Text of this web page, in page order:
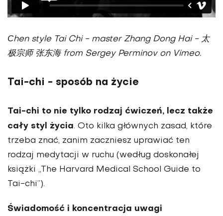
Сhen style Tai Chi - master Zhang Dong Hai - 太
极宗师 张东海 from Sergey Perminov on Vimeo.
Tai-chi - sposób na życie
Tai-chi to nie tylko rodzaj ćwiczeń, lecz także
cały styl życia. Oto kilka głównych zasad, które
trzeba znać, zanim zaczniesz uprawiać ten
rodzaj medytacji w ruchu (według doskonałej
książki „The Harvard Medical School Guide to
Tai-chi”).
Świadomość i koncentracja uwagi